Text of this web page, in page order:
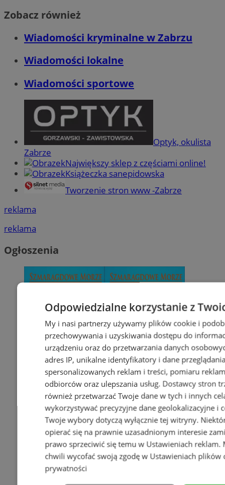
Zobacz również
Wiadomości kryminalne w Zabrzu
Wiadomości lokalne
Wiadomości sportowe
Optyk, okulista
Zabrze
Największy sklep z częściami online!
Książeczka sanepidowska
Tworzenie stron www -Zabrze
reklama
reklama
Ogłoszenia
Odpowiedzialne korzystanie z
My i nasi partnerzy używamy plików cookie i
przechowywania i uzyskiwania dostępu do
urządzeniu oraz do przetwarzania danych
adres IP, unikalne identyfikatory i dane
spersonalizowanych reklam i treści, pomiaru
odbiorców oraz ulepszania usług. Dostawcy stron
również przetwarzać Twoje dane w tych i innych
wykorzystywać precyzyjne dane geolokalizacyjne i
Twoje wybory dotyczą wyłącznie tej witryny.
opierać się na prawnie uzasadnionym interesie
prawo sprzeciwić się temu w Ustawieniach reklam.
chwili wycofać swoją zgodę w Ustawieniach plików
prywatności